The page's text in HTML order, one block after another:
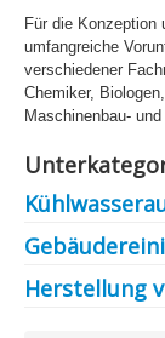
Für die Konzeption
umfangreiche
verschiedener
Chemiker,
Maschinenbau-
Herstellung